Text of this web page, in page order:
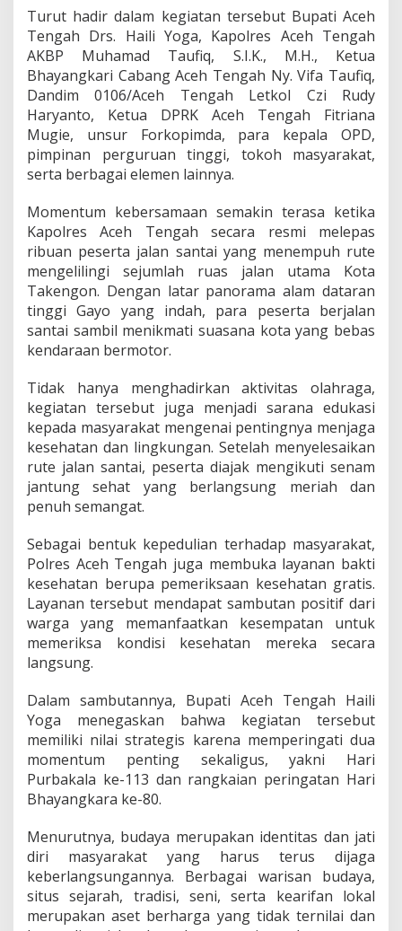
n
g
a
a
y
a
n
g
a
r
a
k
e
-
8
0
Turut hadir dalam kegiatan tersebut Bupati Aceh
Tengah Drs. Haili Yoga, Kapolres Aceh Tengah
AKBP Muhamad Taufiq, S.I.K., M.H., Ketua
Bhayangkari Cabang Aceh Tengah Ny. Vifa Taufiq,
Dandim 0106/Aceh Tengah Letkol Czi Rudy
Haryanto, Ketua DPRK Aceh Tengah Fitriana
Mugie, unsur Forkopimda, para kepala OPD,
pimpinan perguruan tinggi, tokoh masyarakat,
serta berbagai elemen lainnya.
Momentum kebersamaan semakin terasa ketika
Kapolres Aceh Tengah secara resmi melepas
ribuan peserta jalan santai yang menempuh rute
mengelilingi sejumlah ruas jalan utama Kota
Takengon. Dengan latar panorama alam dataran
tinggi Gayo yang indah, para peserta berjalan
santai sambil menikmati suasana kota yang bebas
kendaraan bermotor.
Tidak hanya menghadirkan aktivitas olahraga,
kegiatan tersebut juga menjadi sarana edukasi
kepada masyarakat mengenai pentingnya menjaga
kesehatan dan lingkungan. Setelah menyelesaikan
rute jalan santai, peserta diajak mengikuti senam
jantung sehat yang berlangsung meriah dan
penuh semangat.
Sebagai bentuk kepedulian terhadap masyarakat,
Polres Aceh Tengah juga membuka layanan bakti
kesehatan berupa pemeriksaan kesehatan gratis.
Layanan tersebut mendapat sambutan positif dari
warga yang memanfaatkan kesempatan untuk
memeriksa kondisi kesehatan mereka secara
langsung.
Dalam sambutannya, Bupati Aceh Tengah Haili
Yoga menegaskan bahwa kegiatan tersebut
memiliki nilai strategis karena memperingati dua
momentum penting sekaligus, yakni Hari
Purbakala ke-113 dan rangkaian peringatan Hari
Bhayangkara ke-80.
Menurutnya, budaya merupakan identitas dan jati
diri masyarakat yang harus terus dijaga
keberlangsungannya. Berbagai warisan budaya,
situs sejarah, tradisi, seni, serta kearifan lokal
merupakan aset berharga yang tidak ternilai dan